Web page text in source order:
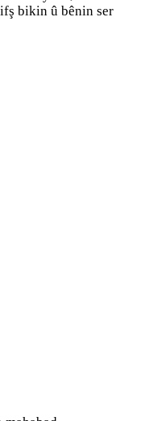
bikin û bênin ser